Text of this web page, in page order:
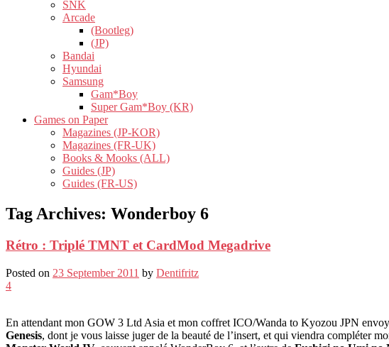
SNK
Arcade
(Bootleg)
(JP)
Bandai
Hyundai
Samsung
Gam*Boy
Super Gam*Boy (KR)
Games on Paper
Magazines (JP-KOR)
Magazines (FR-UK)
Books & Mooks (ALL)
Guides (JP)
Guides (FR-US)
Tag Archives: Wonderboy 6
Rétro : Triplé TMNT et CardMod Megadrive
Posted on 23 September 2011 by Dentifritz
4
En attendant mon GOW 3 Ltd Asia et mon coffret ICO/Wanda to Kyozou JPN
Genesis, dont je vous laisse juger de la beauté de l’insert, et qui viendra compléter